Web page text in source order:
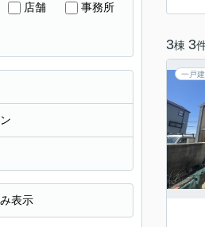
3棟 3
一戸
店舗 事務所
表示